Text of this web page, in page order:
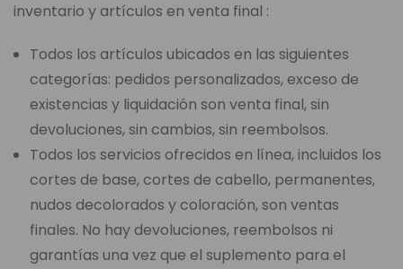
inventario y artículos en venta final :
Todos los artículos ubicados en las siguientes
categorías: pedidos personalizados, exceso de
existencias y liquidación son venta final, sin
devoluciones, sin cambios, sin reembolsos.
Todos los servicios ofrecidos en línea, incluidos los
cortes de base, cortes de cabello, permanentes,
nudos decolorados y coloración, son ventas
finales. No hay devoluciones, reembolsos ni
garantías una vez que el suplemento para el